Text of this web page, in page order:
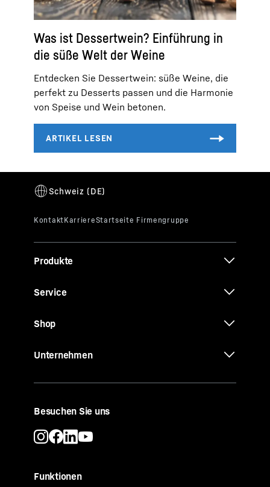
Was ist Dessertwein? Einführung in
die süße Welt der Weine
Entdecken Sie Dessertwein: süße Weine, die
perfekt zu Desserts passen und die Harmonie
von Speise und Wein betonen.
Produkte
Service
Shop
Unternehmen
Besuchen Sie uns
Funktionen